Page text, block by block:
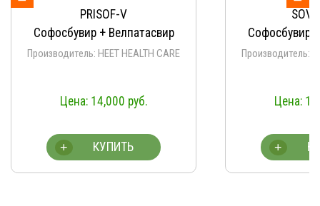
PRISOF-V
Софосбувир + Велпатасвир
Производитель: HEET HEALTH CARE
14,000 руб.
КУПИТЬ
+
Софосбувир
Производитель:
+